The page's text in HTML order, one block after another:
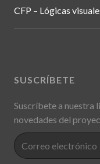
CFP – Lógicas
SUSCRÍBETE
Suscríbete a nuestra
novedades del